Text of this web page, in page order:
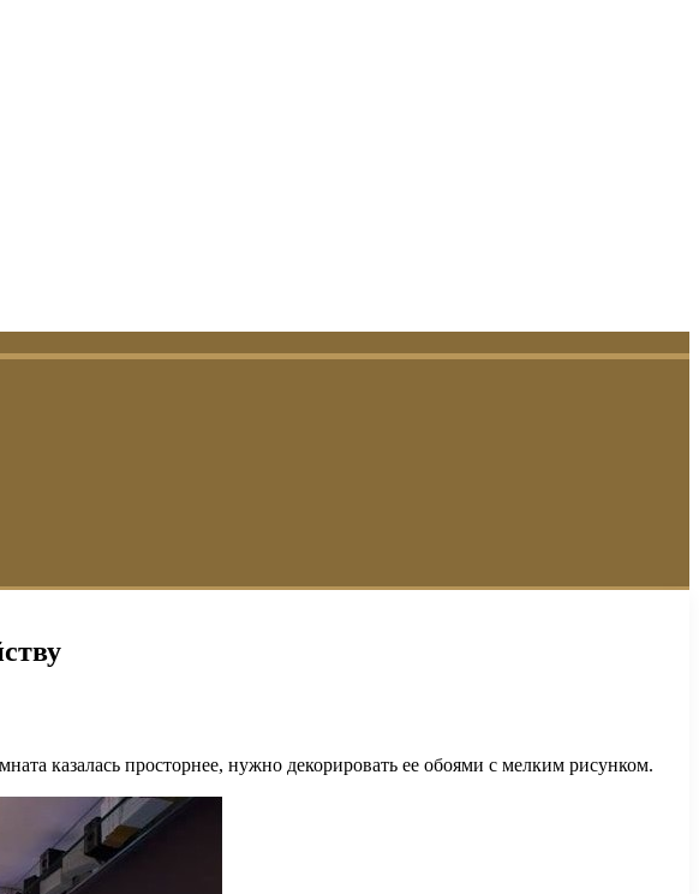
казалась просторнее, нужно декорировать ее обоями с мелким рисунком.